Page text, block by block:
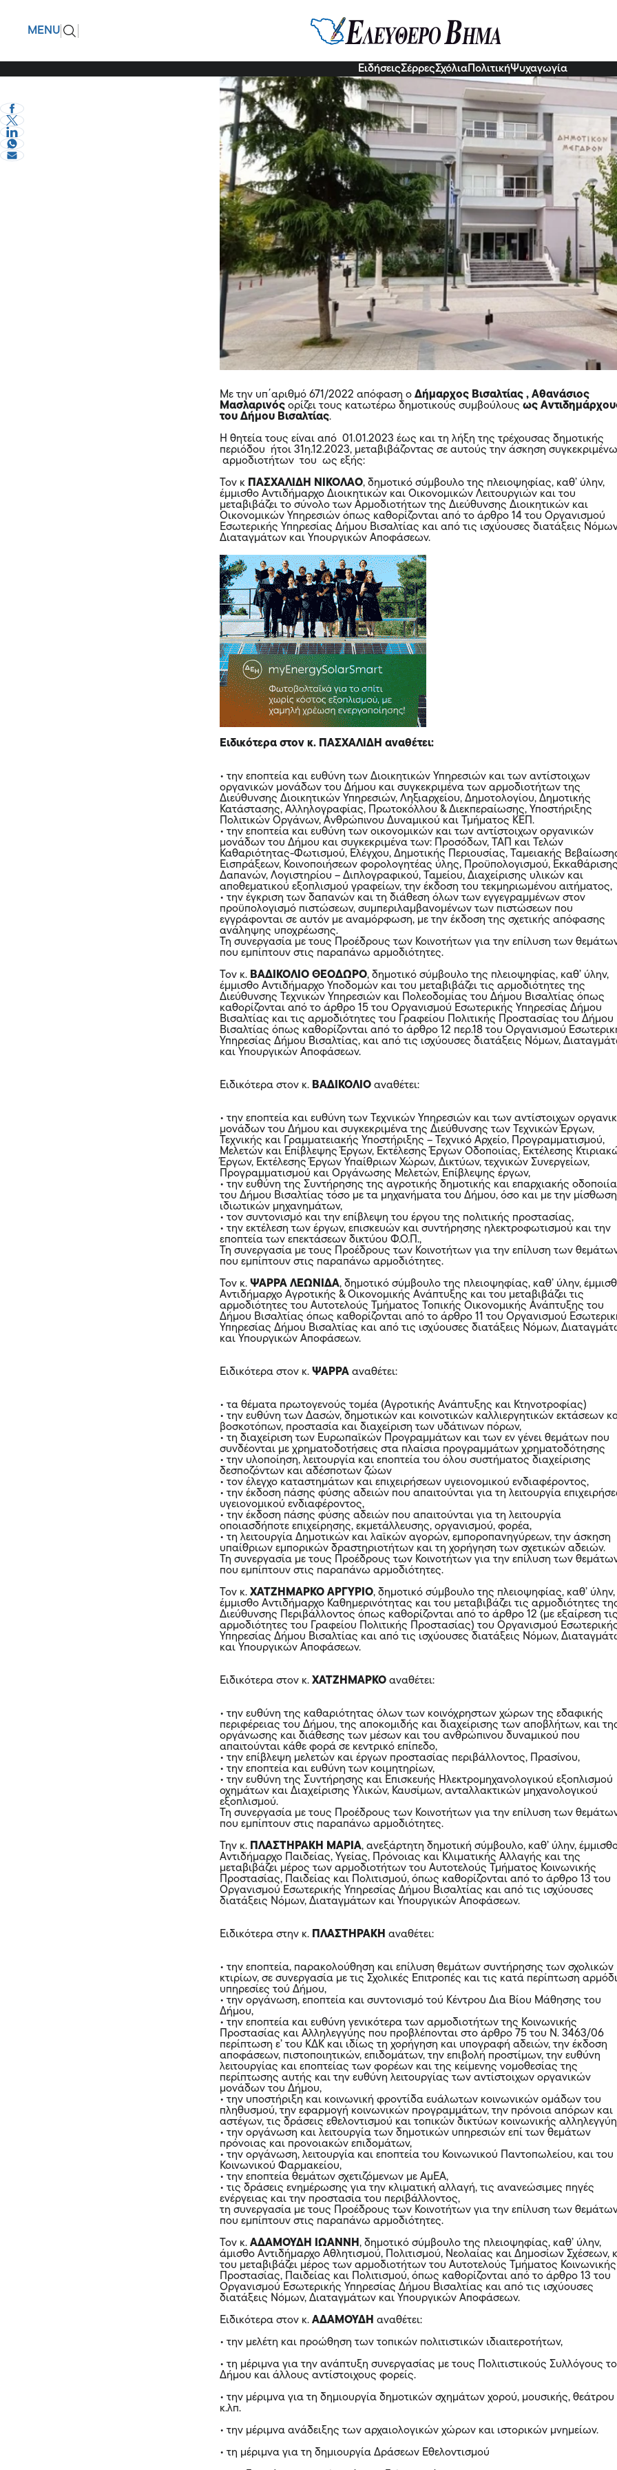
MENU
ΕιδήσειςΣέρρεςΣχόλια ΠολιτικήΨυχαγωγία
Οι νέοι αντιδήμαρχοι στο Δήμο Βισαλτίας
28 Δεκ 2022, 15:52
Με την υπ΄αριθμό 671/2022 απόφαση οΔήμαρχος Βισαλτίας , Αθανάσιος
Μασλαρινός ορίζει τους κατωτέρω δημοτικούς συμβούλουςως
του Δήμου Βισαλτίας.
H θητεία τους είναι από 01.01.2023 έως και τη λήξη της τρέχουσας δημοτικής
περιόδου ήτοι 31η.12.2023, μεταβιβάζοντας σε αυτούς την άσκηση
αρμοδιοτήτων του ως εξής:
Τον κ ΠΑΣΧΑΛΙΔΗ ΝΙΚΟΛΑΟ, δημοτικό σύμβουλο της πλειοψηφίας, καθ’ ύλην,
έμμισθο Αντιδήμαρχο Διοικητικών και Οικονομικών Λειτουργιών και του
μεταβιβάζει το σύνολο των Αρμοδιοτήτων της Διεύθυνσης Διοικητικών και
Οικονομικών Υπηρεσιών όπως καθορίζονται από το άρθρο 14 του Οργανισμού
Εσωτερικής Υπηρεσίας Δήμου Βισαλτίας και από τις ισχύουσες διατάξεις
Διαταγμάτων και Υπουργικών Αποφάσεων.
Ειδικότερα στον κ. ΠΑΣΧΑΛΙΔΗ αναθέτει:
• την εποπτεία και ευθύνη των Διοικητικών Υπηρεσιών και των αντίστοιχων
οργανικών μονάδων του Δήμου και συγκεκριμένα των αρμοδιοτήτων της
Διεύθυνσης Διοικητικών Υπηρεσιών, Ληξιαρχείου, Δημοτολογίου, Δημοτικής
Κατάστασης, Αλληλογραφίας, Πρωτοκόλλου & Διεκπεραίωσης, Υποστήριξης
Πολιτικών Οργάνων, Ανθρώπινου Δυναμικού και Τμήματος ΚΕΠ.
• την εποπτεία και ευθύνη των οικονομικών και των αντίστοιχων οργανικών
μονάδων του Δήμου και συγκεκριμένα των: Προσόδων, ΤΑΠ και Τελών
Καθαριότητας-Φωτισμού, Ελέγχου, Δημοτικής Περιουσίας, Ταμειακής
Εισπράξεων, Κοινοποιήσεων φορολογητέας ύλης, Προϋπολογισμού, Εκκαθάρισης
Δαπανών, Λογιστηρίου – Διπλογραφικού, Ταμείου, Διαχείρισης υλικών και
αποθεματικού εξοπλισμού γραφείων, την έκδοση του τεκμηριωμένου αιτήματος,
• την έγκριση των δαπανών και τη διάθεση όλων των εγγεγραμμένων στον
προϋπολογισμό πιστώσεων, συμπεριλαμβανομένων των πιστώσεων που
εγγράφονται σε αυτόν με αναμόρφωση, με την έκδοση της σχετικής απόφασης
ανάληψης υποχρέωσης.
Τη συνεργασία με τους Προέδρους των Κοινοτήτων για την επίλυση των
που εμπίπτουν στις παραπάνω αρμοδιότητες.
Τον κ. ΒΑΔΙΚΟΛΙΟ ΘΕΟΔΩΡΟ, δημοτικό σύμβουλο της πλειοψηφίας, καθ’ ύλην,
έμμισθο Αντιδήμαρχο Υποδομών και του μεταβιβάζει τις αρμοδιότητες της
Διεύθυνσης Τεχνικών Υπηρεσιών και Πολεοδομίας του Δήμου Βισαλτίας όπως
καθορίζονται από το άρθρο 15 του Οργανισμού Εσωτερικής Υπηρεσίας Δήμου
Βισαλτίας και τις αρμοδιότητες του Γραφείου Πολιτικής Προστασίας του Δήμου
Βισαλτίας όπως καθορίζονται από το άρθρο 12 περ.18 του Οργανισμού
Υπηρεσίας Δήμου Βισαλτίας, και από τις ισχύουσες διατάξεις Νόμων,
και Υπουργικών Αποφάσεων.
Ειδικότερα στον κ. ΒΑΔΙΚΟΛΙΟαναθέτει:
• την εποπτεία και ευθύνη των Τεχνικών Υπηρεσιών και των αντίστοιχων
μονάδων του Δήμου και συγκεκριμένα της Διεύθυνσης των Τεχνικών Έργων,
Τεχνικής και Γραμματειακής Υποστήριξης – Τεχνικό Αρχείο, Προγραμματισμού,
Μελετών και Επίβλεψης Έργων, Εκτέλεσης Έργων Οδοποιίας, Εκτέλεσης
Έργων, Εκτέλεσης Έργων Υπαίθριων Χώρων, Δικτύων, τεχνικών Συνεργείων,
Προγραμματισμού και Οργάνωσης Μελετών, Επίβλεψης έργων,
• την ευθύνη της Συντήρησης της αγροτικής δημοτικής και επαρχιακής
του Δήμου Βισαλτίας τόσο με τα μηχανήματα του Δήμου, όσο και με την μίσθωση
ιδιωτικών μηχανημάτων,
• τον συντονισμό και την επίβλεψη του έργου της πολιτικής προστασίας,
• την εκτέλεση των έργων, επισκευών και συντήρησης ηλεκτροφωτισμού και την
εποπτεία των επεκτάσεων δικτύου Φ.Ο.Π.,
Τη συνεργασία με τους Προέδρους των Κοινοτήτων για την επίλυση των
που εμπίπτουν στις παραπάνω αρμοδιότητες.
Τον κ.ΨΑΡΡΑ ΛΕΩΝΙΔΑ, δημοτικό σύμβουλο της πλειοψηφίας, καθ’ ύλην,
Αντιδήμαρχο Αγροτικής & Οικονομικής Ανάπτυξης και του μεταβιβάζει τις
αρμοδιότητες του Αυτοτελούς Τμήματος Τοπικής Οικονομικής Ανάπτυξης του
Δήμου Βισαλτίας όπως καθορίζονται από το άρθρο 11 του Οργανισμού
Υπηρεσίας Δήμου Βισαλτίας και από τις ισχύουσες διατάξεις Νόμων,
και Υπουργικών Αποφάσεων.
Ειδικότερα στον κ.ΨΑΡΡΑαναθέτει:
• τα θέματα πρωτογενούς τομέα (Αγροτικής Ανάπτυξης και Κτηνοτροφίας)
• την ευθύνη των Δασών, δημοτικών και κοινοτικών καλλιεργητικών εκτάσεων
βοσκοτόπων, προστασία και διαχείριση των υδάτινων πόρων,
• τη διαχείριση των Ευρωπαϊκών Προγραμμάτων και των εν γένει θεμάτων που
συνδέονται με χρηματοδοτήσεις στα πλαίσια προγραμμάτων χρηματοδότησης
• την υλοποίηση, λειτουργία και εποπτεία του όλου συστήματος διαχείρισης
δεσποζόντων και αδέσποτων ζώων
• τον έλεγχο καταστημάτων και επιχειρήσεων υγειονομικού ενδιαφέροντος,
• την έκδοση πάσης φύσης αδειών που απαιτούνται για τη λειτουργία
υγειονομικού ενδιαφέροντος,
• την έκδοση πάσης φύσης αδειών που απαιτούνται για τη λειτουργία
οποιασδήποτε επιχείρησης, εκμετάλλευσης, οργανισμού, φορέα,
• τη λειτουργία Δημοτικών και λαϊκών αγορών, εμποροπανηγύρεων, την άσκηση
υπαίθριων εμπορικών δραστηριοτήτων και τη χορήγηση των σχετικών αδειών.
Τη συνεργασία με τους Προέδρους των Κοινοτήτων για την επίλυση των
που εμπίπτουν στις παραπάνω αρμοδιότητες.
Τον κ.ΧΑΤΖΗΜΑΡΚΟ ΑΡΓΥΡΙΟ, δημοτικό σύμβουλο της πλειοψηφίας, καθ’ ύλην,
έμμισθο Αντιδήμαρχο Καθημερινότητας και του μεταβιβάζει τις αρμοδιότητες
Διεύθυνσης Περιβάλλοντος όπως καθορίζονται από το άρθρο 12 (με εξαίρεση τις
αρμοδιότητες του Γραφείου Πολιτικής Προστασίας) του Οργανισμού
Υπηρεσίας Δήμου Βισαλτίας και από τις ισχύουσες διατάξεις Νόμων,
και Υπουργικών Αποφάσεων.
Ειδικότερα στον κ.ΧΑΤΖΗΜΑΡΚΟαναθέτει:
• την ευθύνη της καθαριότητας όλων των κοινόχρηστων χώρων της εδαφικής
περιφέρειας του Δήμου, της αποκομιδής και διαχείρισης των αποβλήτων, και
οργάνωσης και διάθεσης των μέσων και του ανθρώπινου δυναμικού που
απαιτούνται κάθε φορά σε κεντρικό επίπεδο,
• την επίβλεψη μελετών και έργων προστασίας περιβάλλοντος, Πρασίνου,
• την εποπτεία και ευθύνη των κοιμητηρίων,
• την ευθύνη της Συντήρησης και Επισκευής Ηλεκτρομηχανολογικού εξοπλισμού
οχημάτων και Διαχείρισης Υλικών, Καυσίμων, ανταλλακτικών μηχανολογικού
εξοπλισμού.
Τη συνεργασία με τους Προέδρους των Κοινοτήτων για την επίλυση των
που εμπίπτουν στις παραπάνω αρμοδιότητες.
Την κ. ΠΛΑΣΤΗΡΑΚΗ ΜΑΡΙΑ, ανεξάρτητη δημοτική σύμβουλο, καθ’ ύλην,
Αντιδήμαρχο Παιδείας, Υγείας, Πρόνοιας και Κλιματικής Αλλαγής και της
μεταβιβάζει μέρος των αρμοδιοτήτων του Αυτοτελούς Τμήματος Κοινωνικής
Προστασίας, Παιδείας και Πολιτισμού, όπως καθορίζονται από το άρθρο 13 του
Οργανισμού Εσωτερικής Υπηρεσίας Δήμου Βισαλτίας και από τις ισχύουσες
διατάξεις Νόμων, Διαταγμάτων και Υπουργικών Αποφάσεων.
Ειδικότερα στην κ. ΠΛΑΣΤΗΡΑΚΗαναθέτει:
• την εποπτεία, παρακολούθηση και επίλυση θεμάτων συντήρησης των σχολικών
κτιρίων, σε συνεργασία με τις Σχολικές Επιτροπές και τις κατά περίπτωση
υπηρεσίες τού Δήμου,
• την οργάνωση, εποπτεία και συντονισμό τού Κέντρου Δια Βίου Μάθησης του
Δήμου,
• την εποπτεία και ευθύνη γενικότερα των αρμοδιοτήτων της Κοινωνικής
Προστασίας και Αλληλεγγύης που προβλέπονται στο άρθρο 75 του Ν. 3463/06
περίπτωση ε’ του ΚΔΚ και ιδίως τη χορήγηση και υπογραφή αδειών, την έκδοση
αποφάσεων, πιστοποιητικών, επιδομάτων, την επιβολή προστίμων, την ευθύνη
λειτουργίας και εποπτείας των φορέων και της κείμενης νομοθεσίας της
περίπτωσης αυτής και την ευθύνη λειτουργίας των αντίστοιχων οργανικών
μονάδων του Δήμου,
• την υποστήριξη και κοινωνική φροντίδα ευάλωτων κοινωνικών ομάδων του
πληθυσμού, την εφαρμογή κοινωνικών προγραμμάτων, την πρόνοια απόρων και
αστέγων, τις δράσεις εθελοντισμού και τοπικών δικτύων κοινωνικής
• την οργάνωση και λειτουργία των δημοτικών υπηρεσιών επί των θεμάτων
πρόνοιας και προνοιακών επιδομάτων,
• την οργάνωση, λειτουργία και εποπτεία του Κοινωνικού Παντοπωλείου, και του
Κοινωνικού Φαρμακείου,
• την εποπτεία θεμάτων σχετιζόμενων με ΑμΕΑ,
• τις δράσεις ενημέρωσης για την κλιματική αλλαγή, τις ανανεώσιμες πηγές
ενέργειας και την προστασία του περιβάλλοντος,
τη συνεργασία με τους Προέδρους των Κοινοτήτων για την επίλυση των
που εμπίπτουν στις παραπάνω αρμοδιότητες.
Τον κ.ΑΔΑΜΟΥΔΗ ΙΩΑΝΝΗ, δημοτικό σύμβουλο της πλειοψηφίας, καθ’ ύλην,
άμισθο Αντιδήμαρχο Αθλητισμού, Πολιτισμού, Νεολαίας και Δημοσίων Σχέσεων,
του μεταβιβάζει μέρος των αρμοδιοτήτων του Αυτοτελούς Τμήματος Κοινωνικής
Προστασίας, Παιδείας και Πολιτισμού, όπως καθορίζονται από το άρθρο 13 του
Οργανισμού Εσωτερικής Υπηρεσίας Δήμου Βισαλτίας και από τις ισχύουσες
διατάξεις Νόμων, Διαταγμάτων και Υπουργικών Αποφάσεων.
Ειδικότερα στον κ.ΑΔΑΜΟΥΔΗαναθέτει:
• την μελέτη και προώθηση των τοπικών πολιτιστικών ιδιαιτεροτήτων,
• τη μέριμνα για την ανάπτυξη συνεργασίας με τους Πολιτιστικούς Συλλόγους
Δήμου και άλλους αντίστοιχους φορείς.
• την μέριμνα για τη δημιουργία δημοτικών σχημάτων χορού, μουσικής, θεάτρου
κ.λπ.
• την μέριμνα ανάδειξης των αρχαιολογικών χώρων και ιστορικών μνημείων.
• τη μέριμνα για τη δημιουργία Δράσεων Εθελοντισμού